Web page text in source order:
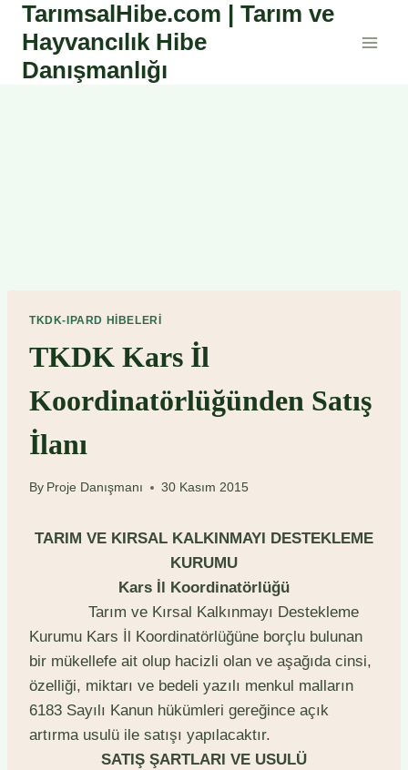
Skip
content
TarımsalHibe.com | Tarım ve
Hayvancılık Hibe
Danışmanlığı
TKDK-IPARD HIBELERI
TKDK Kars İl
Koordinatörlüğünden Satış
İlanı
By Proje Danışmanı 30 Kasım 2015
TARIM VE KIRSAL KALKINMAYI DESTEKLEME
KURUMU
Kars İl Koordinatörlüğü
Tarım ve Kırsal Kalkınmayı Destekleme
Kurumu Kars İl Koordinatörlüğüne borçlu bulunan
bir mükellefe ait olup hacizli olan ve aşağıda cinsi,
özelliği, miktarı ve bedeli yazılı menkul malların
6183 Sayılı Kanun hükümleri gereğince açık
artırma usulü ile satışı yapılacaktır.
SATIŞ ŞARTLARI VE USULÜ